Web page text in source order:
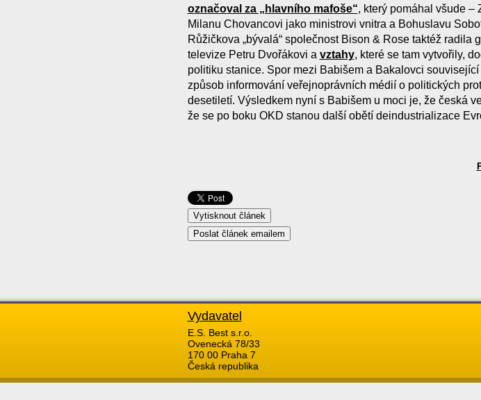
označoval za „hlavního mafoše“, který pomáhal všude –
Milanu Chovancovi jako ministrovi vnitra a Bohuslavu
Růžičkova „bývalá“ společnost Bison & Rose taktéž radila
televize Petru Dvořákovi a vztahy, které se tam vytvořily,
politiku stanice. Spor mezi Babišem a Bakalovci související
způsob informování veřejnoprávních médií o politických
desetiletí. Výsledkem nyní s Babišem u moci je, že česká
že se po boku OKD stanou další obětí deindustrializace
Vydavatel
E.S. Best s.r.o.
Ovenecká 78/33
170 00 Praha 7
Česká republika